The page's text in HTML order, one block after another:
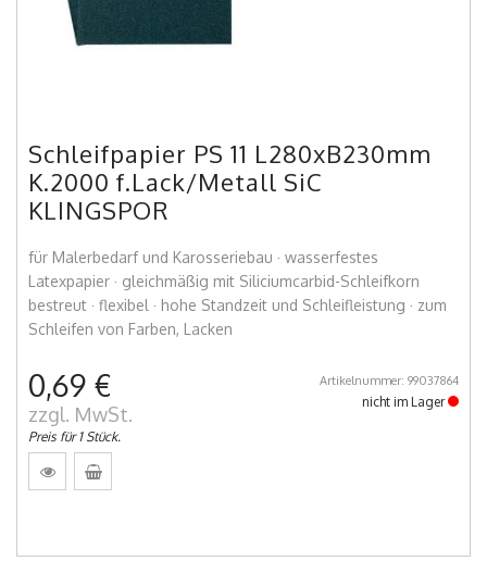
Schleifpapier PS 11 L280xB230mm
K.2000 f.Lack/Metall SiC
KLINGSPOR
für Malerbedarf und Karosseriebau · wasserfestes
Latexpapier · gleichmäßig mit Siliciumcarbid-Schleifkorn
bestreut · flexibel · hohe Standzeit und Schleifleistung · zum
Schleifen von Farben, Lacken
0,69 €
zzgl. MwSt.
Preis für 1 Stück.
Artikelnummer: 99037864
nicht im Lager